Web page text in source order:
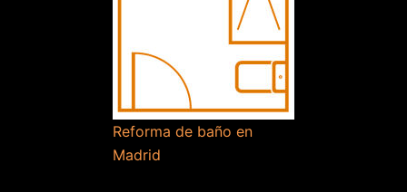
Reforma de baño en
Madrid